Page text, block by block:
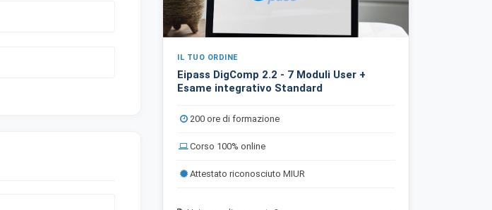
IL TUO ORDINE
Eipass DigComp 2.2 - 7 Moduli User +
Esame integrativo Standard
200 ore di formazione
Corso 100% online
Attestato riconosciuto MIUR